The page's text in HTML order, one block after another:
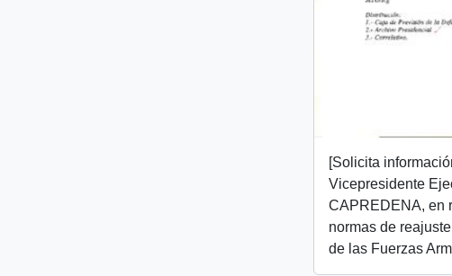
[Solicita
Vicepresidente
CAPREDENA, en
normas de
de las Fuerzas